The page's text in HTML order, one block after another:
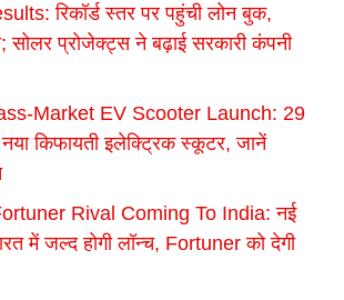
रिकॉर्ड स्तर पर पहुंची लोन बुक,
सोलर प्रोजेक्ट्स ने बढ़ाई सरकारी कंपनी
Market EV Scooter Launch: 29
किफायती इलेक्ट्रिक स्कूटर, जानें
Rival Coming To India: नई
में जल्द होगी लॉन्च, Fortuner को देगी